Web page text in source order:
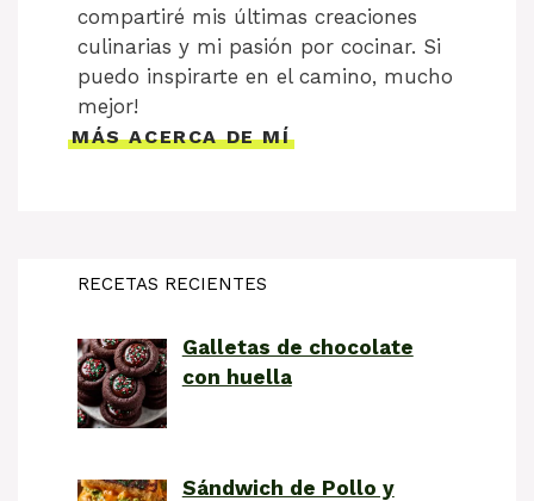
compartiré mis últimas creaciones
culinarias y mi pasión por cocinar. Si
puedo inspirarte en el camino, mucho
mejor!
MÁS ACERCA DE MÍ
RECETAS RECIENTES
Galletas de chocolate
con huella
Sándwich de Pollo y